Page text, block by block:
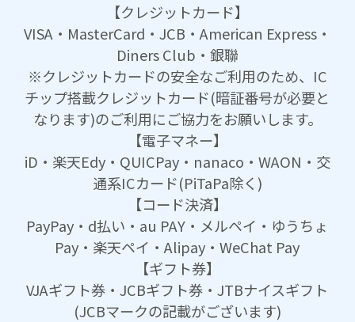
【クレジットカード】
VISA・MasterCard・JCB・American Express・
Diners Club・銀聯
※クレジットカードの安全なご利用のため、IC
チップ搭載クレジットカード(暗証番号が必要と
なります)のご利用にご協力をお願いします。
【電子マネー】
iD・楽天Edy・QUICPay・nanaco・WAON・交
通系ICカード(PiTaPa除く)
【コード決済】
PayPay・d払い・au PAY・メルペイ・ゆうちょ
Pay・楽天ペイ・Alipay・WeChat Pay
【ギフト券】
VJAギフト券・JCBギフト券・JTBナイスギフト
(JCBマークの記載がございます)